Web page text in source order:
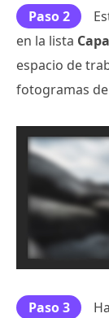
Paso 2
en la lista
espacio de
fotogramas
Paso 3